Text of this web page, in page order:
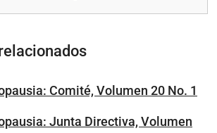
Comité, Volumen 20 No. 1
Junta Directiva, Volumen